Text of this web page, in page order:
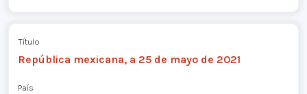
Título
República mexicana, a 25 de mayo de 2021
País